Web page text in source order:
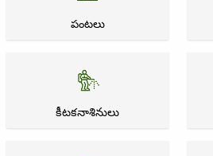
పంటలు
కీటకనాశినులు